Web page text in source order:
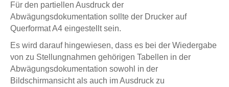
Für den partiellen Ausdruck der
Abwägungsdokumentation sollte der Drucker auf
Querformat A4 eingestellt sein.
Es wird darauf hingewiesen, dass es bei der Wiedergabe
von zu Stellungnahmen gehörigen Tabellen in der
Abwägungsdokumentation sowohl in der
Bildschirmansicht als auch im Ausdruck zu